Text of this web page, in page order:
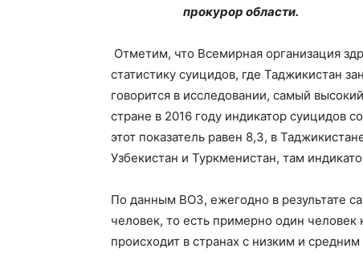
прокурор области.
Отметим, что Всемирная организация
статистику суицидов, где Таджикистан
говорится в исследовании, самый
стране в 2016 году индикатор суицидов
этот показатель равен 8,3, в
Узбекистан и Туркменистан, там
По данным ВОЗ, ежегодно в результате
человек, то есть примерно один
происходит в странах с низким и